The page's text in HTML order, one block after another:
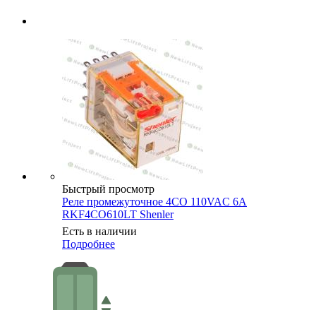
Быстрый просмотр
Реле промежуточное 4CO 110VAC 6A
RKF4CO610LT Shenler
Есть в наличии
Подробнее